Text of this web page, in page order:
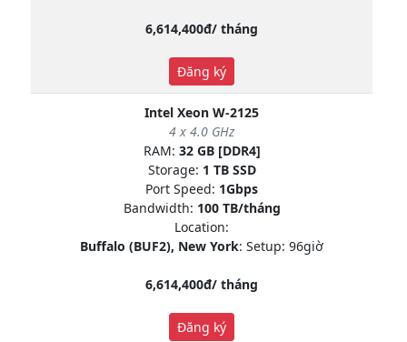
6,614,400đ/ tháng
Đăng ký
Intel Xeon W-2125
4 x 4.0 GHz
RAM: 32 GB [DDR4]
Storage: 1 TB SSD
Port Speed: 1Gbps
Bandwidth: 100 TB/tháng
Location:
Buffalo (BUF2), New York: Setup: 96giờ
6,614,400đ/ tháng
Đăng ký